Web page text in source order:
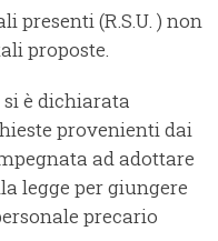
presenti (R.S.U. ) non
proposte.
è dichiarata
provenienti dai
ad adottare
legge per giungere
precario